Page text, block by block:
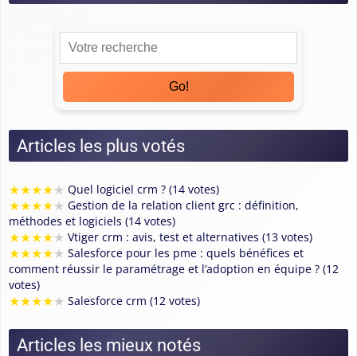
Go!
Articles les plus votés
★★★★★ Quel logiciel crm ? (14 votes)
★★★★★ Gestion de la relation client grc : définition,
méthodes et logiciels (14 votes)
★★★★★ Vtiger crm : avis, test et alternatives (13 votes)
★★★★★ Salesforce pour les pme : quels bénéfices et
comment réussir le paramétrage et l’adoption en équipe ? (12
votes)
★★★★★ Salesforce crm (12 votes)
Articles les mieux notés